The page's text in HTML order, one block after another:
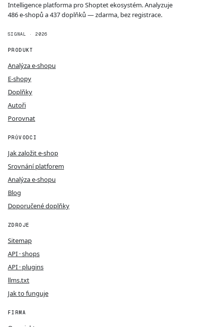
Intelligence platforma pro Shoptet ekosystém. Analyzuje
486 e-shopů a 437 doplňků — zdarma, bez registrace.
SIGNAL · 2026
PRODUKT
Analýza e-shopu
E-shopy
Doplňky
Autoři
Porovnat
PRŮVODCI
Jak založit e-shop
Srovnání platforem
Analýza e-shopu
Blog
Doporučené doplňky
ZDROJE
Sitemap
API · shops
API · plugins
llms.txt
Jak to funguje
FIRMA